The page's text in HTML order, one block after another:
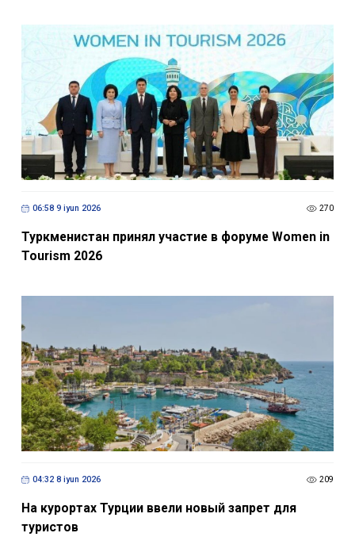
06:58 9 iyun 2026 270
Туркменистан принял участие в форуме Women in
Tourism 2026
04:32 8 iyun 2026 209
На курортах Турции ввели новый запрет для
туристов